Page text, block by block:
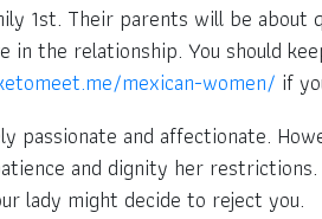
1st. Their parents will be about
in the relationship. You should
mexican-women/ if
passionate and affectionate.
and dignity her
lady might decide to reject you.